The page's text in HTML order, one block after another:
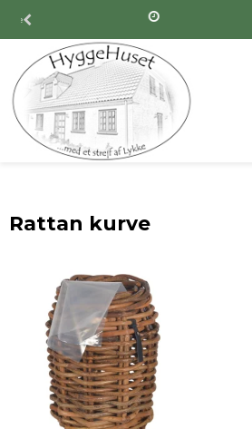
Rattan kurve